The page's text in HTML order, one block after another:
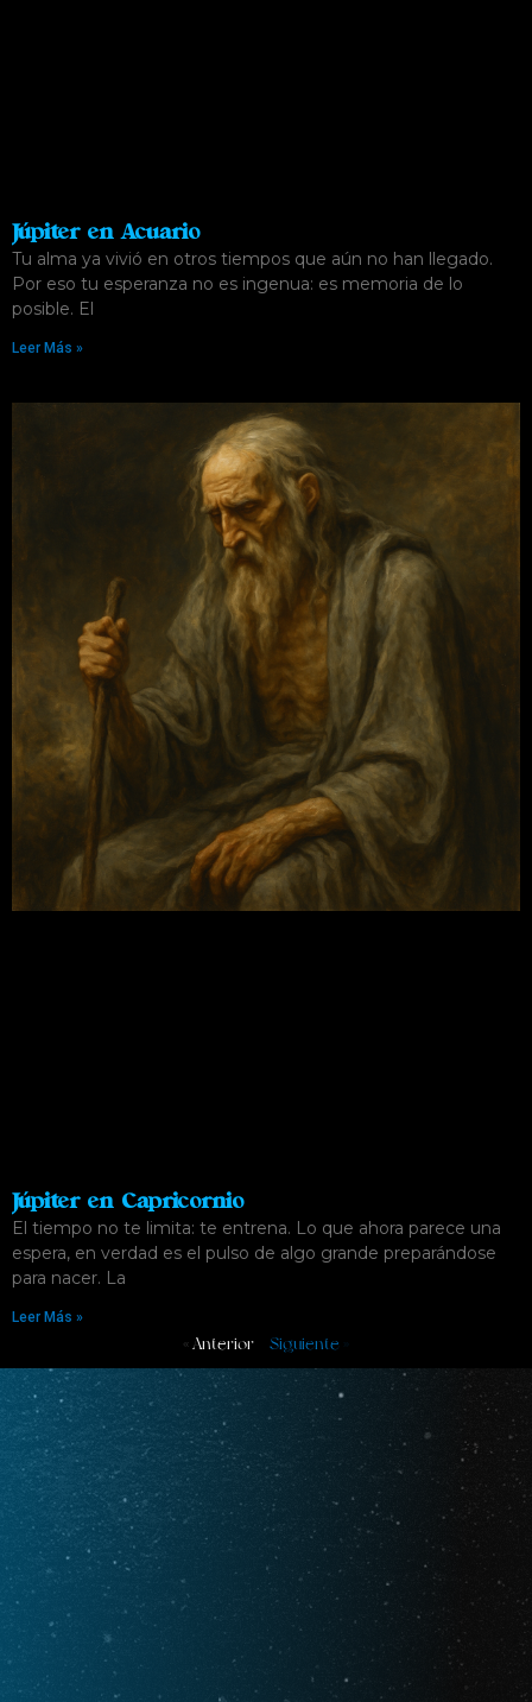
Júpiter en Acuario
Tu alma ya vivió en otros tiempos que aún no han llegado.
Por eso tu esperanza no es ingenua: es memoria de lo
posible. El
Leer Más »
Júpiter en Capricornio
El tiempo no te limita: te entrena. Lo que ahora parece una
espera, en verdad es el pulso de algo grande preparándose
para nacer. La
Leer Más »
« Anterior Siguiente »